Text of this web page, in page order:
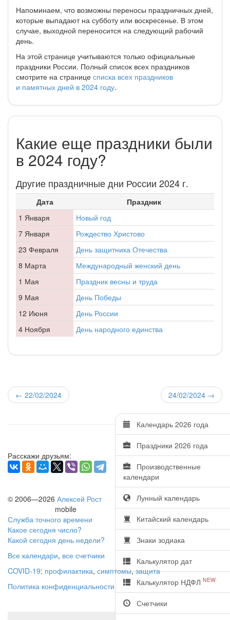
Напоминаем, что возможны переносы праздничных дней,
которые выпадают на субботу или воскресенье. В этом
случае, выходной переносится на следующий рабочий
день.
На этой странице учитываются только официальные
праздники России. Полный список всех праздников
смотрите на странице списка всех праздников
и памятных дней в 2024 году.
Какие еще праздники были
в 2024 году?
Другие праздничные дни России 2024 г.
Дата
Праздник
1 Января
Новый год
7 Января
Рождество Христово
23 Февраля
День защитника Отечества
8 Марта
Международный женский день
1 Мая
Праздник весны и труда
9 Мая
День Победы
12 Июня
День России
4 Ноября
День народного единства
← 22/02/2024 24/02/2024 →
Календарь 2026 года
Праздники 2026 года
Производственные
календари
Лунный календарь
Китайский календарь
Знаки зодиака
Калькулятор дат
Калькулятор НДФЛ NEW
Счетчики
Расскажи друзьям:
© 2006—2026 Алексей Рост
mobile
Служба точного времени
Какое сегодня число?
Какой сегодня день недели?
Все календари, все счетчики
COVID-19: профилактика, симптомы,защита
Политика конфиденциальности